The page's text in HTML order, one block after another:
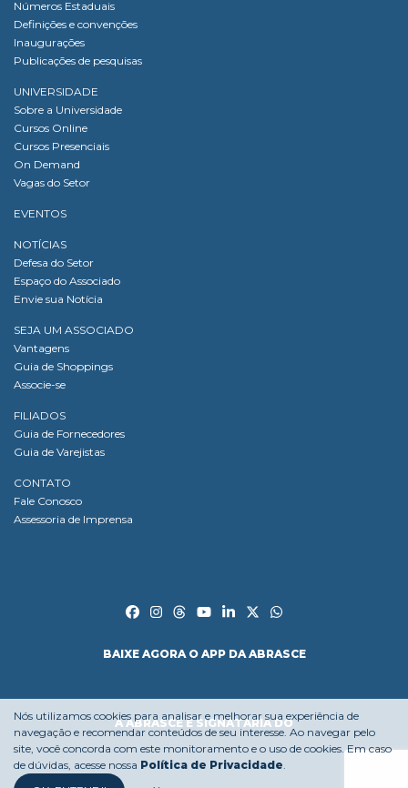
Números Estaduais
Definições e convenções
Inaugurações
Publicações de pesquisas
UNIVERSIDADE
Sobre a Universidade
Cursos Online
Cursos Presenciais
On Demand
Vagas do Setor
EVENTOS
NOTÍCIAS
Defesa do Setor
Espaço do Associado
Envie sua Notícia
SEJA UM ASSOCIADO
Vantagens
Guia de Shoppings
Associe-se
FILIADOS
Guia de Fornecedores
Guia de Varejistas
CONTATO
Fale Conosco
Assessoria de Imprensa
BAIXE AGORA O APP DA ABRASCE
A ABRASCE É SIGNATÁRIA DO
Nós utilizamos cookies para analisar e melhorar sua experiência de
navegação e recomendar conteúdos de seu interesse. Ao navegar pelo
site, você concorda com este monitoramento e o uso de cookies. Em caso
de dúvidas, acesse nossa Política de Privacidade.